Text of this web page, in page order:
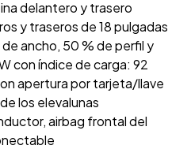
delantero y trasero
y traseros de 18 pulgadas
ancho, 50 % de perfil y
con índice de carga: 92
apertura por tarjeta/llave
los elevalunas
airbag frontal del